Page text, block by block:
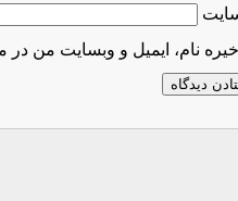
نام، ایمیل و وبسایت من